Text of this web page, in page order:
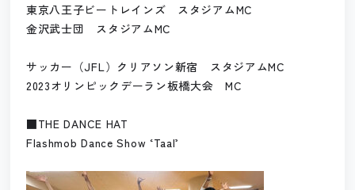
東京八王子ビートレインズ スタジアムMC
金沢武士団 スタジアムMC
サッカー（JFL）クリアソン新宿 スタジアムMC
2023オリンピックデーラン板橋大会 MC
■THE DANCE HAT
Flashmob Dance Show ‘Taal’